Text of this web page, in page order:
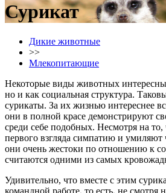
Сурикат
Дикие животные
>>
Млекопитающие
Некоторые виды животных интересны
но и как социальная структура.
сурикаты. За их жизнью интереснее
они в полной красе демонстрируют
среди себе подобных. Несмотря на то,
первого взгляда симпатию и умиляют
они очень жестоки по отношению к
считаются одними из самых
Удивительно, что вместе с этим
командной работе, то есть, не смотря